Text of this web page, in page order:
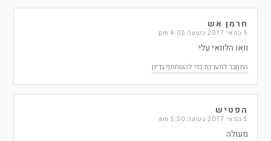
חרמן אש
5 במאי 2017 בשעה 4:02 pm
וואו הלוואי עלי
התחבר למערכת כדי להשתתף בדיון
הפטיש
5 במאי 2017 בשעה 5:50 am
מעולה